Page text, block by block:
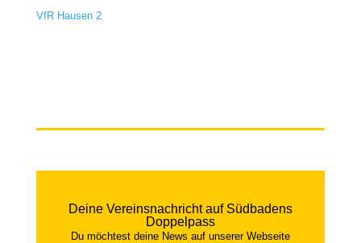
VfR Hausen 2
Deine Vereinsnachricht auf Südbadens
Doppelpass
Du möchtest deine News auf unserer Webseite